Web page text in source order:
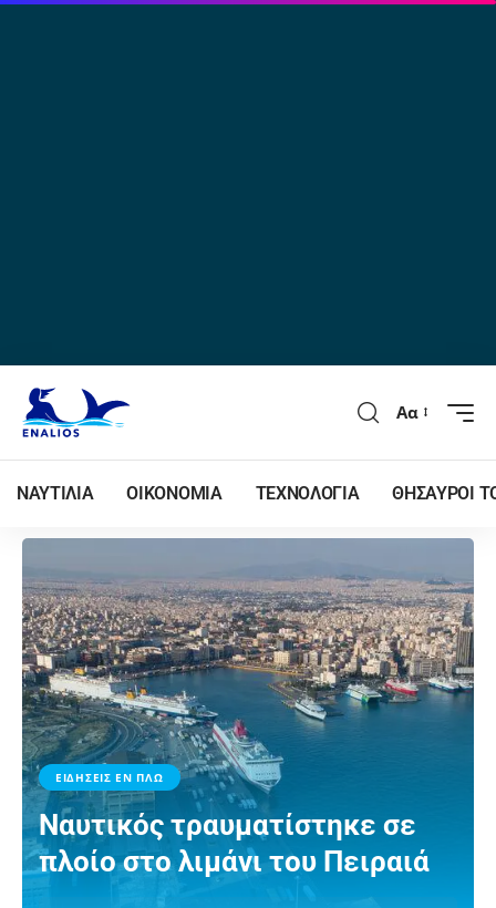
Αα
ΝΑΥΤΙΛΙΑ ΟΙΚΟΝΟΜΙΑ ΤΕΧΝΟΛΟΓΙΑ ΘΗΣΑΥΡΟΙ
ΕΙΔΗΣΕΙΣ ΕΝ ΠΛΩ
Ναυτικός τραυματίστηκε σε
πλοίο στο λιμάνι του Πειραιά